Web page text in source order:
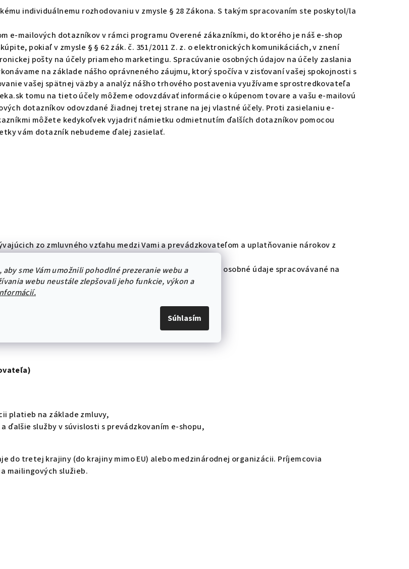
aby sme Vám umožnili pohodlné prezeranie webu a
webu neustále zlepšovali jeho funkcie, výkon a
Súhlasím
individuálnemu rozhodovaniu v zmysle § 28 Zákona. S takým spracovaním ste poskytol/la
e-mailových dotazníkov v rámci programu Overené zákazníkmi, do ktorého je náš e-shop
pokiaľ v zmysle § § 62 zák. č. 351/2011 Z. z. o elektronických komunikáciách, v znení
pošty na účely priameho marketingu. Spracúvanie osobných údajov na účely zaslania
na základe nášho oprávneného záujmu, ktorý spočíva v zisťovaní vašej spokojnosti s
vašej spätnej väzby a analýz nášho trhového postavenia využívame sprostredkovateľa
tomu na tieto účely môžeme odovzdávať informácie o kúpenom tovare a vašu e-mailovú
dotazníkov odovzdané žiadnej tretej strane na jej vlastné účely. Proti zasielaniu e-
môžete kedykoľvek vyjadriť námietku odmietnutím ďalších dotazníkov pomocou
vám dotazník nebudeme ďalej zasielať.
zo zmluvného vzťahu medzi Vami a prevádzkovateľom a uplatňovanie nárokov z
zmluvného vzťahu).
údajov pre účely marketingu, najdlhšie 10 rokov, ak sú osobné údaje spracovávané na
osobné údaje vymaže.
platieb na základe zmluvy,
ďalšie služby v súvislosti s prevádzkovaním e-shopu,
do tretej krajiny (do krajiny mimo EU) alebo medzinárodnej organizácii. Príjemcovia
mailingových služieb.